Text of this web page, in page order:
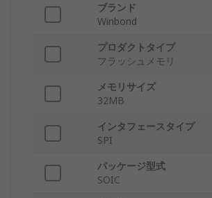
ブランド
Winbond
プロダクトタイプ
フラッシュメモリ
メモリサイズ
32MB
インタフェースタイプ
SPI
パッケージ型式
SOIC